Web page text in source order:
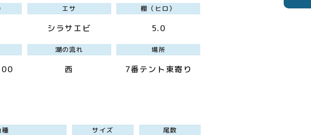
エサ
シラサエビ
棚（ヒロ）
5.0
潮の流れ
西
場所
7番テント東寄り
種 サイズ 尾数